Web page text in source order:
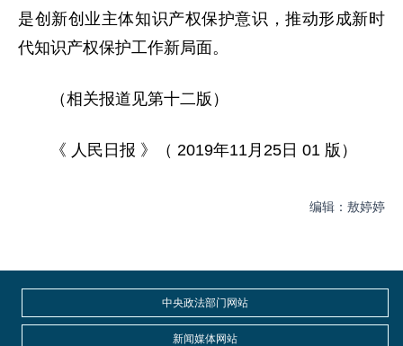
是创新创业主体知识产权保护意识，推动形成新时
代知识产权保护工作新局面。
（相关报道见第十二版）
《 人民日报 》（ 2019年11月25日 01 版）
编辑：敖婷婷
中央政法部门网站
新闻媒体网站